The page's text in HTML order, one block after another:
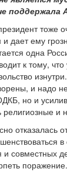
поддержала
тоже
дает ему
одна
к тому,
и надо
но и
религиозные и
отказалась
и совместных